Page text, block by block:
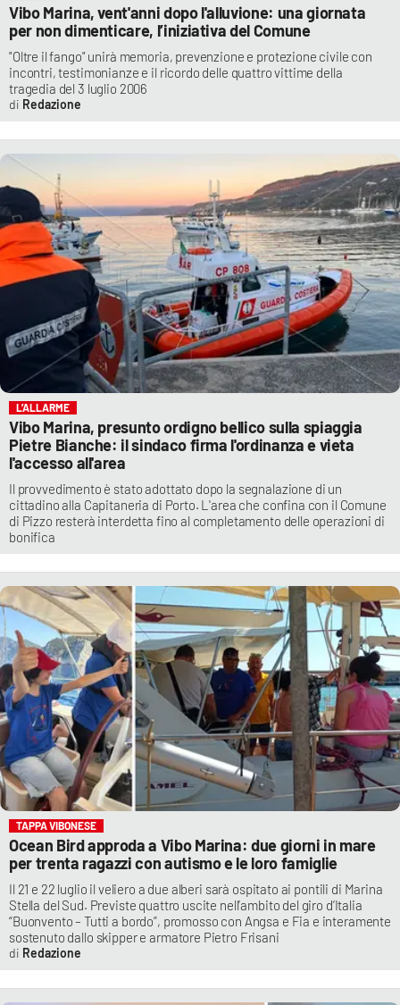
Vibo Marina, vent'anni dopo l'alluvione: una giornata
per non dimenticare, l’iniziativa del Comune
"Oltre il fango" unirà memoria, prevenzione e protezione civile con
incontri, testimonianze e il ricordo delle quattro vittime della
tragedia del 3 luglio 2006
Redazione
L’ALLARME
Vibo Marina, presunto ordigno bellico sulla spiaggia
Pietre Bianche: il sindaco firma l'ordinanza e vieta
l'accesso all'area
Il provvedimento è stato adottato dopo la segnalazione di un
cittadino alla Capitaneria di Porto. L'area che confina con il Comune
di Pizzo resterà interdetta fino al completamento delle operazioni di
bonifica
TAPPA VIBONESE
Ocean Bird approda a Vibo Marina: due giorni in mare
per trenta ragazzi con autismo e le loro famiglie
Il 21 e 22 luglio il veliero a due alberi sarà ospitato ai pontili di Marina
Stella del Sud. Previste quattro uscite nell’ambito del giro d’Italia
“Buonvento – Tutti a bordo”, promosso con Angsa e Fia e interamente
sostenuto dallo skipper e armatore Pietro Frisani
Redazione